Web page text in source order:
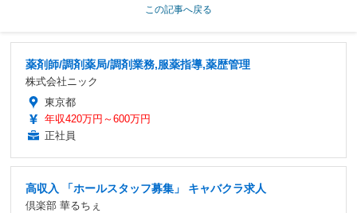
この記事へ戻る
薬剤師/調剤薬局/調剤業務,服薬指導,薬歴管理
株式会社ニック
東京都
年収420万円～600万円
正社員
高収入 「ホールスタッフ募集」 キャバクラ求人
倶楽部 華るちぇ